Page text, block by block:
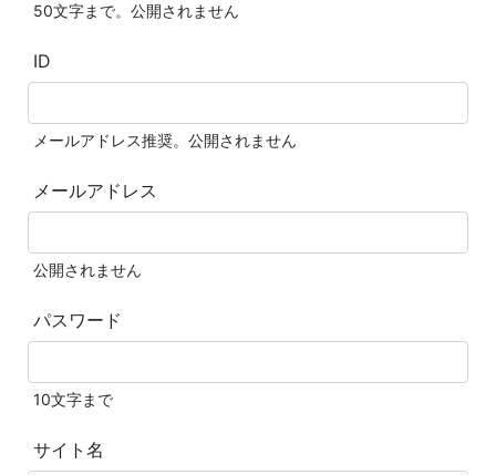
50文字まで。公開されません
ID
メールアドレス推奨。公開されません
メールアドレス
公開されません
パスワード
10文字まで
サイト名